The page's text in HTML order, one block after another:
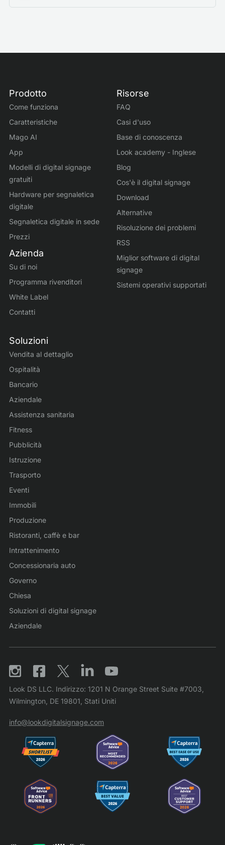
Prodotto
Come funziona
Caratteristiche
Mago AI
App
Modelli di digital signage
gratuiti
Hardware per segnaletica
digitale
Segnaletica digitale in sede
Prezzi
Azienda
Su di noi
Programma rivenditori
White Label
Contatti
Soluzioni
Vendita al dettaglio
Ospitalità
Bancario
Aziendale
Assistenza sanitaria
Fitness
Pubblicità
Istruzione
Trasporto
Eventi
Immobili
Produzione
Ristoranti, caffè e bar
Intrattenimento
Concessionaria auto
Governo
Chiesa
Soluzioni di digital signage
Aziendale
Risorse
FAQ
Casi d'uso
Base di conoscenza
Look academy - Inglese
Blog
Cos'è il digital signage
Download
Alternative
Risoluzione dei problemi
RSS
Miglior software di digital
signage
Sistemi operativi supportati
Look DS LLC. Indirizzo: 1201 N Orange Street Suite #7003,
Wilmington, DE 19801, Stati Uniti
info@lookdigitalsignage.com